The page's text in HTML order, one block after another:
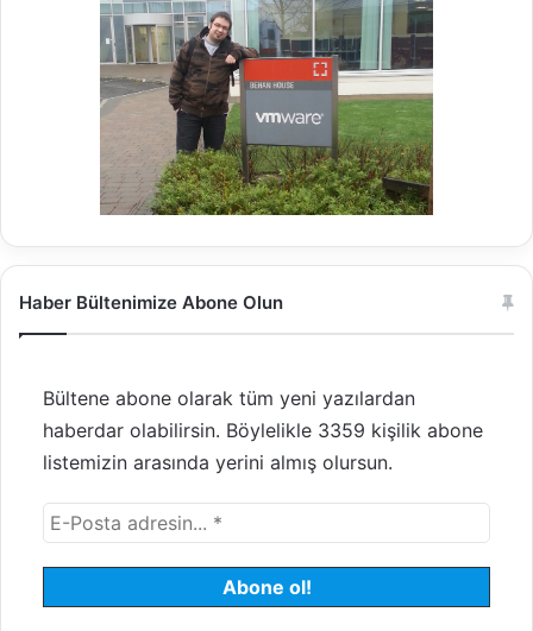
Haber Bültenimize Abone Olun
Bültene abone olarak tüm yeni yazılardan
haberdar olabilirsin. Böylelikle 3359 kişilik abone
listemizin arasında yerini almış olursun.